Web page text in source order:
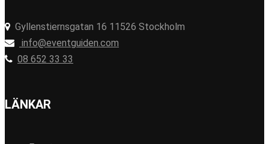
Gyllenstiernsgatan 16 11526 Stockholm
info@eventguiden.com
08 652 33 33
LÄNKAR